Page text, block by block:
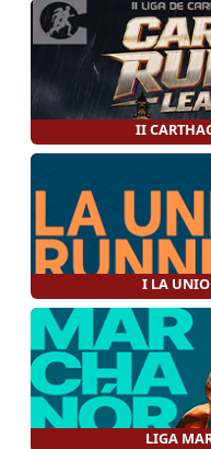
II
I LA
LIGA